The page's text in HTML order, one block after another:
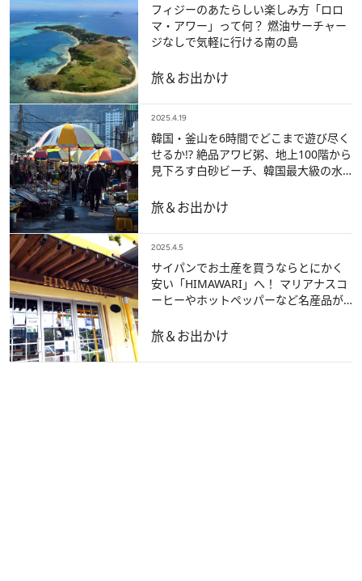
フィジーのあたらしい楽しみ方「ロロ
マ・アワー」って何？ 燃油サーチャー
ジなしで気軽に行ける南の島
旅＆お出かけ
2025.4.19
韓国・釜山を6時間でどこまで遊び尽く
せるか!? 絶品アワビ粥、地上100階から
見下ろす白砂ビーチ、韓国最大級の水
旅＆お出かけ
2025.4.5
サイパンでお土産を買うならとにかく
安い「HIMAWARI」へ！ マリアナスコ
ーヒーやホットペッパーなど名産品が
旅＆お出かけ